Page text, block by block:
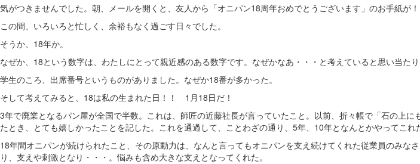
気がつきませんでした。朝、メールを開くと、友人から「オニパン18周年おめでとうございます」のお手紙が！
この間、いろいろと忙しく、余裕もなく過ごす日々でした。
そうか、18年か。
なぜか、18という数字は、わたしにとって親近感のある数字です。なぜかなあ・・・と考えていると思い当たり
学生のころ、出席番号というものがありました。なぜか18番が多かった。
そして考えてみると、18は私の生まれた日！！ 1月18日だ！
3年で廃業となるパン屋が全国で半数。これは、師匠の近藤社長が言っていたこと。以前、折々帳で「石の上
たとき、とても嬉しかったことを記した。これを通過して、ことわざの通り、5年、10年となんとかやってこれ
18年間オニパンが続けられたこと、その原動力は、なんと言ってもオニパンを支え続けてくれた従業員のみ
り、支えや刺激となり・・・。悩みも含め大きな支えとなってくれた。